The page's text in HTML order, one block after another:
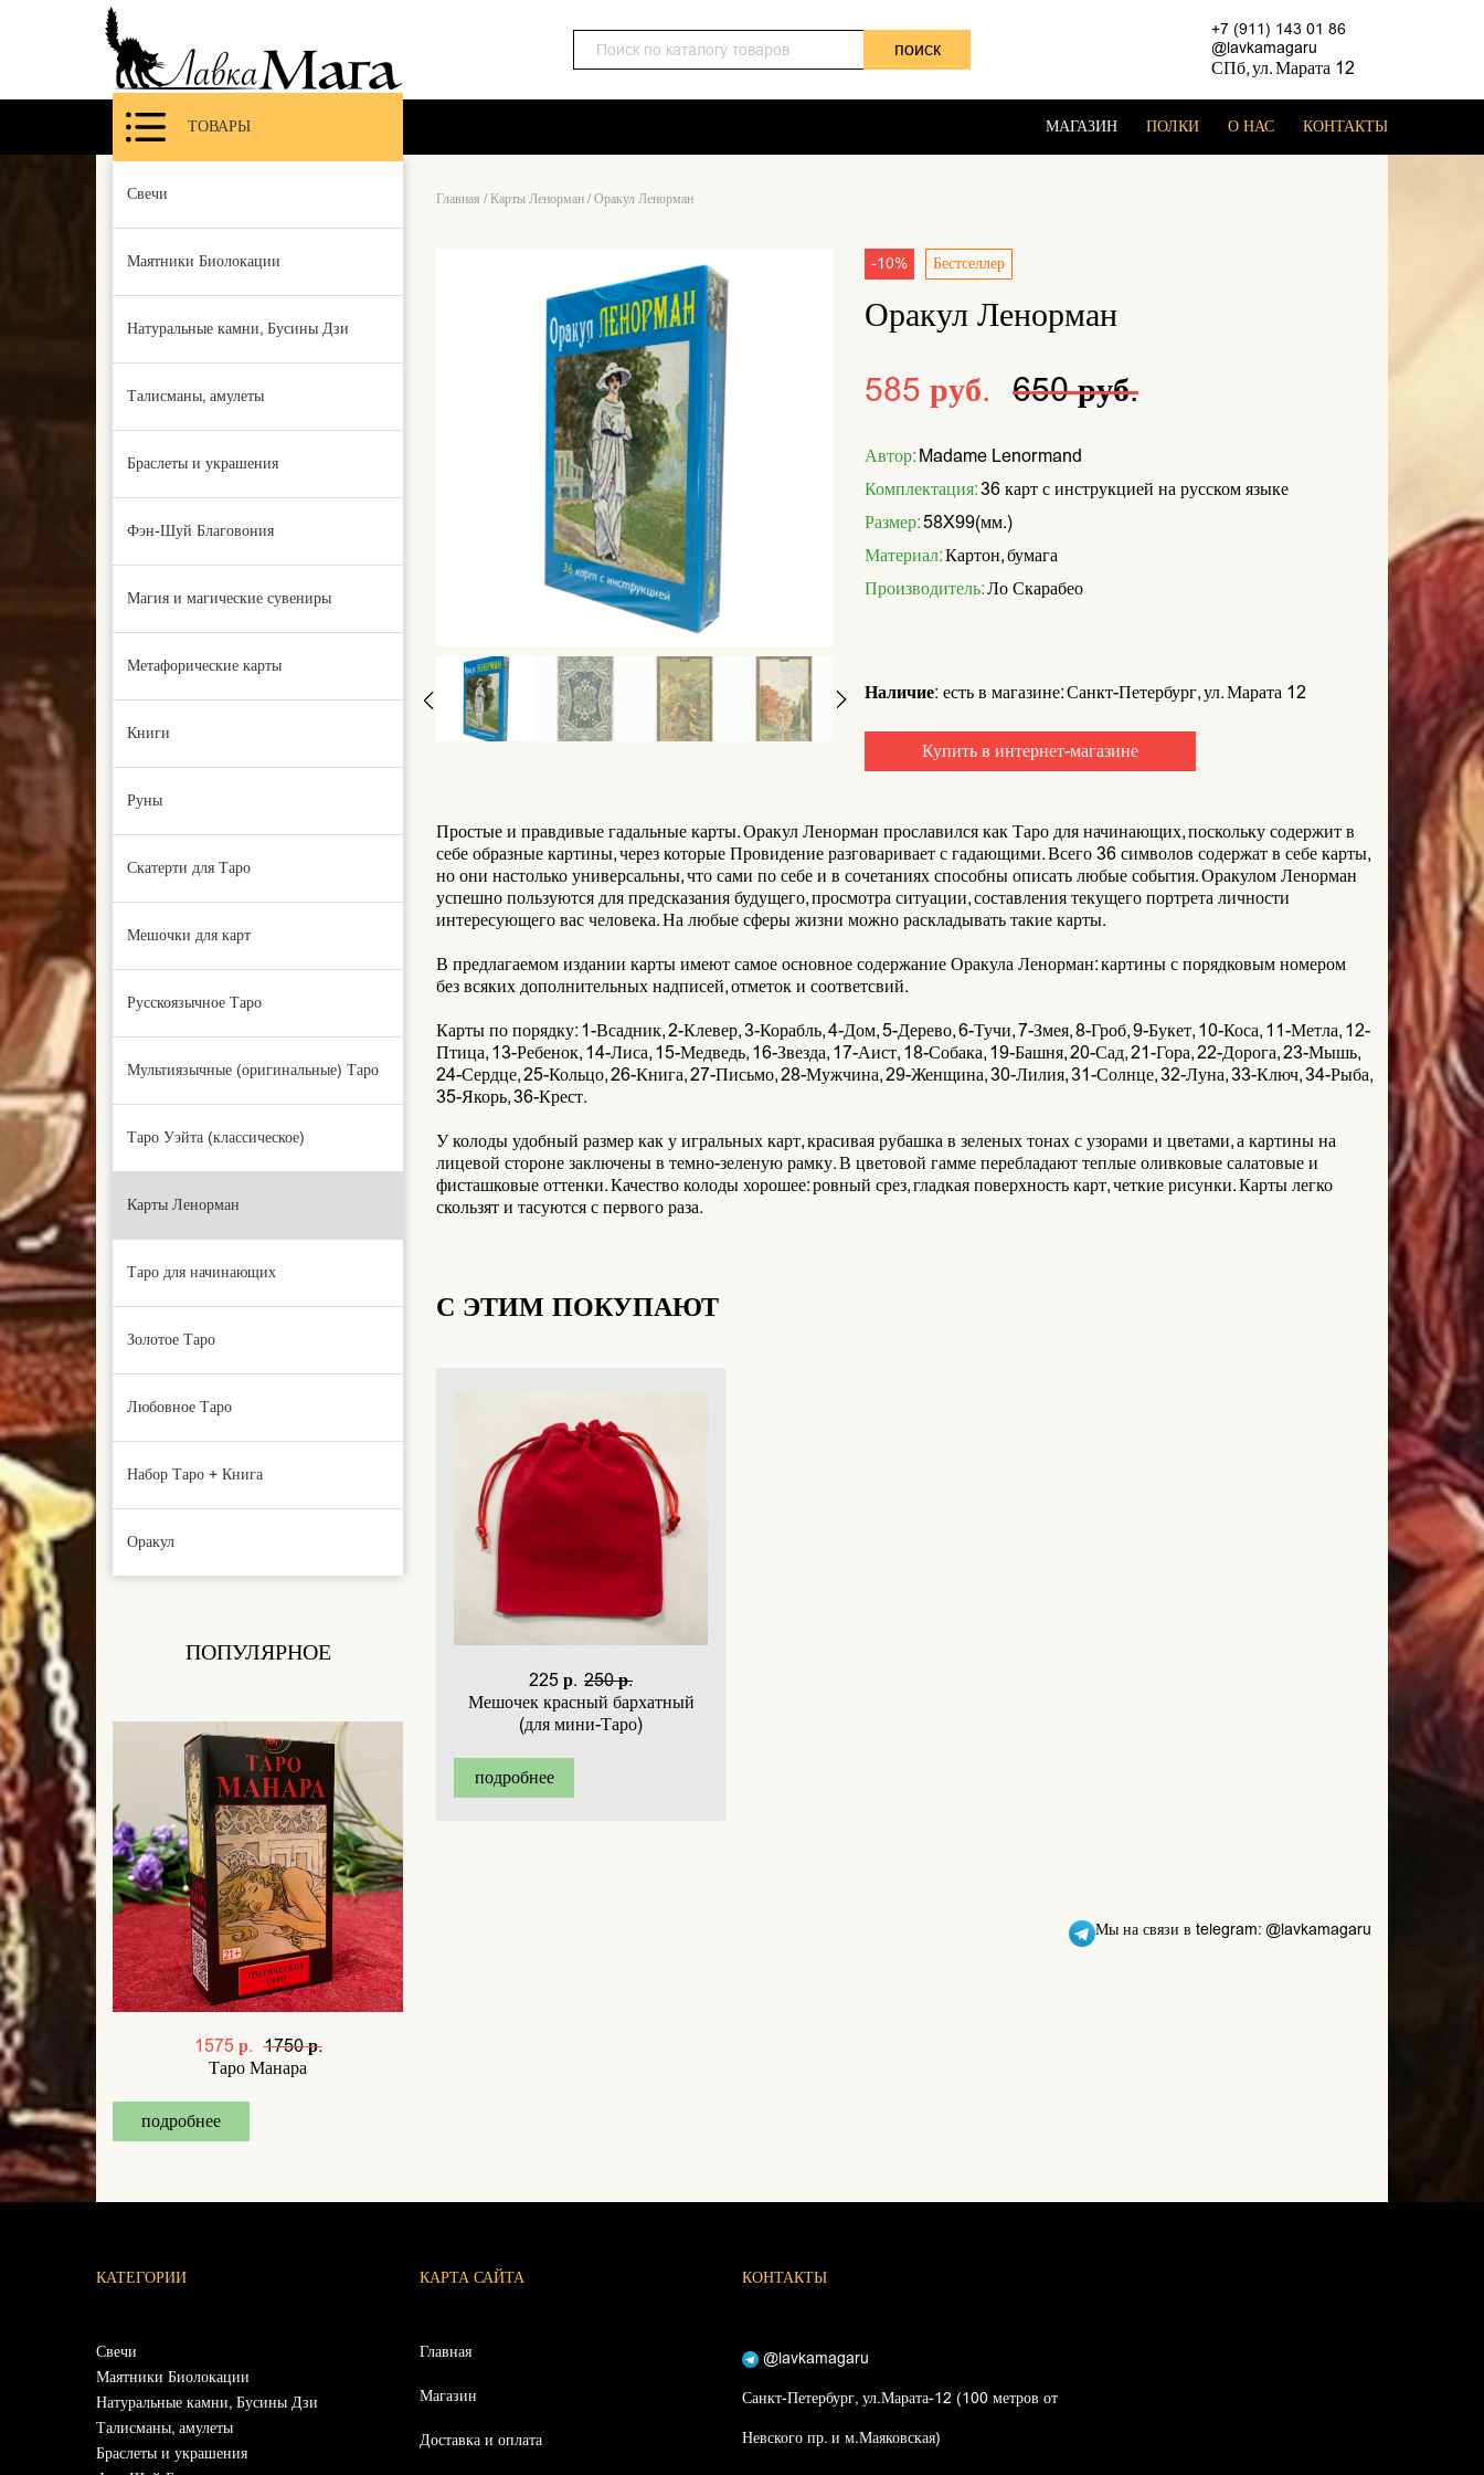
поиск
+7 (911) 143 01 86
@lavkamagaru
СПб, ул. Марата 12
ТОВАРЫ МАГАЗИН ПОЛКИ О НАС КОНТАКТЫ
Свечи
Маятники Биолокации
Натуральные камни, Бусины Дзи
Талисманы, амулеты
Браслеты и украшения
Фэн-Шуй Благовония
Магия и магические сувениры
Метафорические карты
Книги
Руны
Скатерти для Таро
Мешочки для карт
Русскоязычное Таро
Мультиязычные (оригинальные) Таро
Таро Уэйта (классическое)
Карты Ленорман
Таро для начинающих
Золотое Таро
Любовное Таро
Набор Таро + Книга
Оракул
ПОПУЛЯРНОЕ
1575 р. 1750 р.
Таро Манара
подробнее
Главная / Карты Ленорман / Оракул Ленорман
-10% Бестселлер
Оракул Ленорман
585 руб.
650 руб.
Автор:Madame Lenormand
Комплектация:36 карт с инструкцией на русском языке
Размер:58X99(мм.)
Материал:Картон, бумага
Производитель:Ло Скарабео
Наличие: есть в магазине: Санкт-Петербург, ул. Марата 12
Купить в интернет-магазине
Простые и правдивые гадальные карты. Оракул Ленорман прославился как Таро для начинающих, поскольку содержит в
себе образные картины, через которые Провидение разговаривает с гадающими. Всего 36 символов содержат в себе карты,
но они настолько универсальны, что сами по себе и в сочетаниях способны описать любые события. Оракулом Ленорман
успешно пользуются для предсказания будущего, просмотра ситуации, составления текущего портрета личности
интересующего вас человека. На любые сферы жизни можно раскладывать такие карты.
В предлагаемом издании карты имеют самое основное содержание Оракула Ленорман: картины с порядковым номером
без всяких дополнительных надписей, отметок и соответсвий.
Карты по порядку: 1-Всадник, 2-Клевер, 3-Корабль, 4-Дом, 5-Дерево, 6-Тучи, 7-Змея, 8-Гроб, 9-Букет, 10-Коса, 11-Метла, 12-
Птица, 13-Ребенок, 14-Лиса, 15-Медведь, 16-Звезда, 17-Аист, 18-Собака, 19-Башня, 20-Сад, 21-Гора, 22-Дорога, 23-Мышь,
24-Сердце, 25-Кольцо, 26-Книга, 27-Письмо, 28-Мужчина, 29-Женщина, 30-Лилия, 31-Солнце, 32-Луна, 33-Ключ, 34-Рыба,
35-Якорь, 36-Крест.
У колоды удобный размер как у игральных карт, красивая рубашка в зеленых тонах с узорами и цветами, а картины на
лицевой стороне заключены в темно-зеленую рамку. В цветовой гамме перебладают теплые оливковые салатовые и
фисташковые оттенки. Качество колоды хорошее: ровный срез, гладкая поверхность карт, четкие рисунки. Карты легко
скользят и тасуются с первого раза.
С ЭТИМ ПОКУПАЮТ
225 р. 250 р.
Мешочек красный бархатный
(для мини-Таро)
подробнее
Мы на связи в telegram: @lavkamagaru
КАТЕГОРИИ
Свечи
Маятники Биолокации
Натуральные камни, Бусины Дзи
Талисманы, амулеты
Браслеты и украшения
КАРТА САЙТА
Главная
Магазин
Доставка и оплата
КОНТАКТЫ
@lavkamagaru
Санкт-Петербург, ул.Марата-12 (100 метров от
Невского пр. и м.Маяковская)